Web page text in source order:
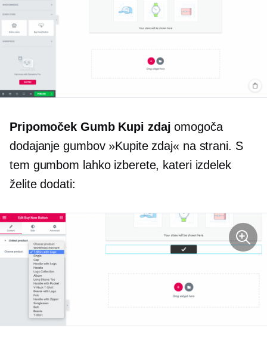
Pripomoček Gumb Kupi zdaj omogoča
dodajanje gumbov »Kupite zdaj« na strani. S
tem gumbom lahko izberete, kateri izdelek
želite dodati: